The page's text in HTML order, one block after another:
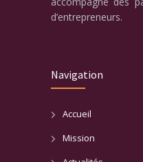
d’entrepreneurs.
Navigation
Accueil
Mission